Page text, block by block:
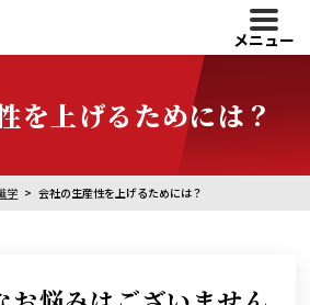
メニュー
を上げるためには？
学 会社の生産性を上げるためには？